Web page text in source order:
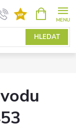
HLEDAT
NÁKUPNÍ
KOŠÍK